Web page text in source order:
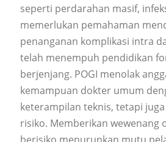
seperti perdarahan masif,
memerlukan pemahaman
penanganan komplikasi intra
telah menempuh pendidikan
berjenjang. POGI menolak
kemampuan dokter umum
keterampilan teknis, tetapi
risiko. Memberikan wewenang